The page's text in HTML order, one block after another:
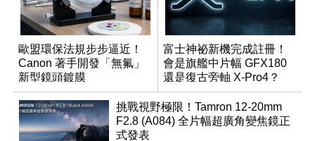
歐盟環保法規步步逼近！
Canon 著手開發「無氟」
新型鏡頭鍍膜
富士神祕新機完成註冊！
會是旗艦中片幅 GFX180
還是復古旁軸 X-Pro4？
挑戰視野極限！Tamron 12-20mm
F2.8 (A084) 全片幅超廣角變焦鏡正
式發表